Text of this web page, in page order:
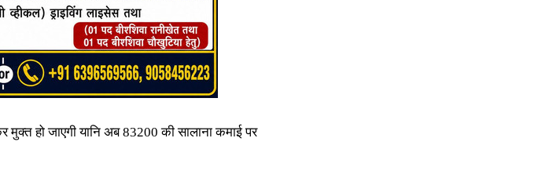
हो जाएगी यानि अब 83200 की सालाना कमाई पर